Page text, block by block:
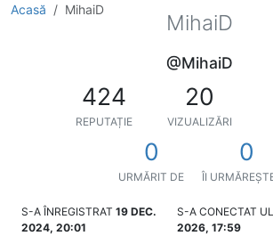
Acasă MihaiD
MihaiD
@MihaiD
424
REPUTAȚIE
20
VIZUALIZĂRI
0
URMĂRIT DE
0
ÎI
S-A ÎNREGISTRAT 19 DEC.
2024, 20:01
S-A CONECTAT
2026, 17:59